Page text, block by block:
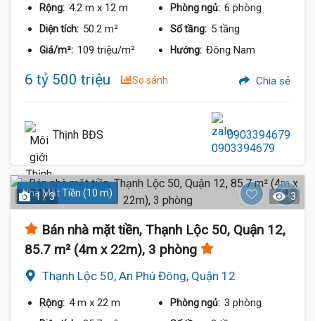
Rộng: 4.2 m x 12 m Phòng ngủ: 6 phòng
Diện tích: 50.2 m² Số tầng: 5 tầng
Giá/m²: 109 triệu/m² Hướng: Đông Nam
6 tỷ 500 triệu So sánh Chia sẻ
Thịnh BĐS 0903394679
Nhà Mặt Tiền (10 m)
1 / 3 3
Bán nhà mặt tiền, Thạnh Lộc 50, Quận 12,
85.7 m² (4m x 22m), 3 phòng
Thạnh Lộc 50, An Phú Đông, Quận 12
Rộng: 4 m x 22 m Phòng ngủ: 3 phòng